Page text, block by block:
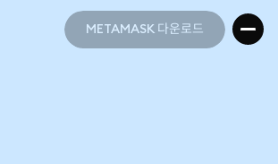
METAMASK 다운로드